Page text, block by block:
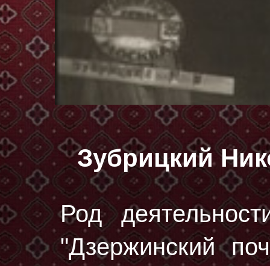
Зубрицкий
Род
"Дзержинский